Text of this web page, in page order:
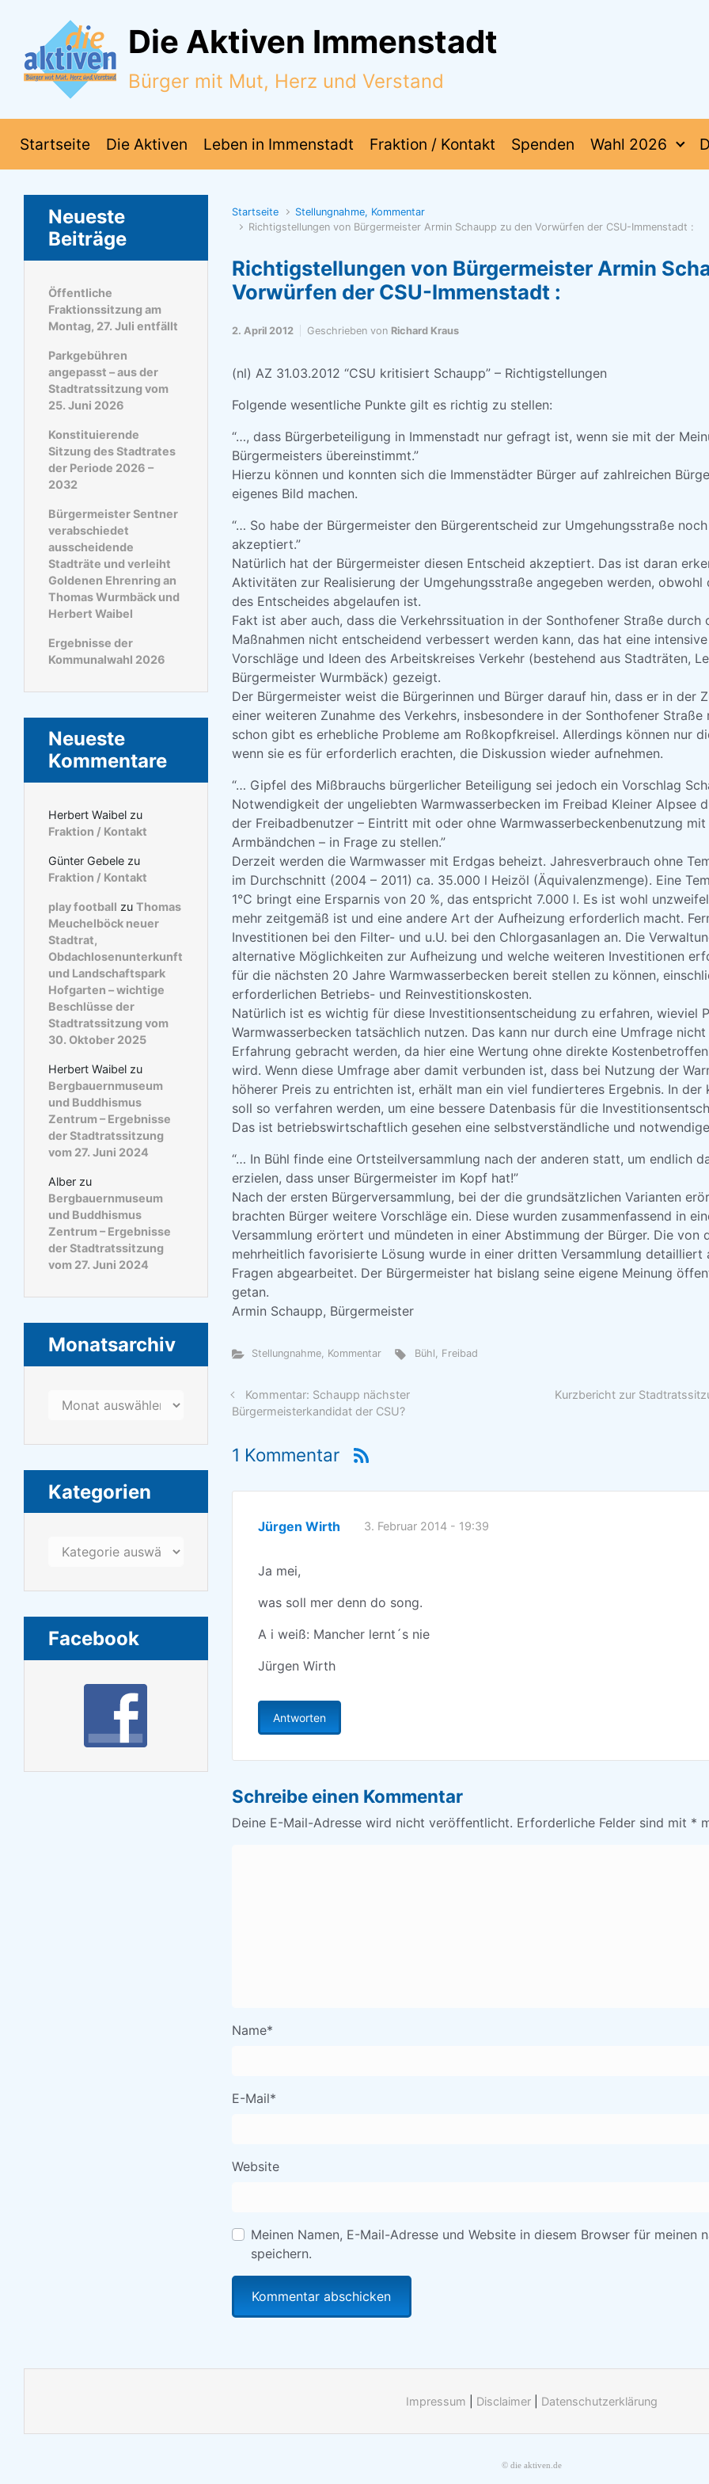
Zum Hauptinhalt springen
Die Aktiven Immenstadt
Bürger mit Mut, Herz und Verstand
Startseite Die Aktiven Leben in Immenstadt Fraktion / Kontakt Spenden Wahl 2026
Startseite
Stellungnahme, Kommentar
Richtigstellungen von Bürgermeister Armin Schaupp zu den Vorwürfen der CSU-Immenstadt :
Richtigstellungen von Bürgermeister Armin
Vorwürfen der CSU-Immenstadt :
2. April 2012 Geschrieben von Richard Kraus
(nl) AZ 31.03.2012 “CSU kritisiert Schaupp” – Richtigstellungen
Folgende wesentliche Punkte gilt es richtig zu stellen:
“…, dass Bürgerbeteiligung in Immenstadt nur gefragt ist, wenn sie mit der
Bürgermeisters übereinstimmt.”
Hierzu können und konnten sich die Immenstädter Bürger auf zahlreichen
eigenes Bild machen.
“… So habe der Bürgermeister den Bürgerentscheid zur Umgehungsstraße
akzeptiert.”
Natürlich hat der Bürgermeister diesen Entscheid akzeptiert. Das ist daran
Aktivitäten zur Realisierung der Umgehungsstraße angegeben werden, obwohl
des Entscheides abgelaufen ist.
Fakt ist aber auch, dass die Verkehrssituation in der Sonthofener Straße durch
Maßnahmen nicht entscheidend verbessert werden kann, das hat eine
Vorschläge und Ideen des Arbeitskreises Verkehr (bestehend aus Stadträten,
Bürgermeister Wurmbäck) gezeigt.
Der Bürgermeister weist die Bürgerinnen und Bürger darauf hin, dass er in der
einer weiteren Zunahme des Verkehrs, insbesondere in der Sonthofener Straße
schon gibt es erhebliche Probleme am Roßkopfkreisel. Allerdings können nur
wenn sie es für erforderlich erachten, die Diskussion wieder aufnehmen.
“… Gipfel des Mißbrauchs bürgerlicher Beteiligung sei jedoch ein Vorschlag
Notwendigkeit der ungeliebten Warmwasserbecken im Freibad Kleiner Alpsee
der Freibadbenutzer – Eintritt mit oder ohne Warmwasserbeckenbenutzung
Armbändchen – in Frage zu stellen.”
Derzeit werden die Warmwasser mit Erdgas beheizt. Jahresverbrauch ohne
im Durchschnitt (2004 – 2011) ca. 35.000 l Heizöl (Äquivalenzmenge). Eine
1°C bringt eine Ersparnis von 20 %, das entspricht 7.000 l. Es ist wohl
mehr zeitgemäß ist und eine andere Art der Aufheizung erforderlich macht.
Investitionen bei den Filter- und u.U. bei den Chlorgasanlagen an. Die
alternative Möglichkeiten zur Aufheizung und welche weiteren Investitionen
für die nächsten 20 Jahre Warmwasserbecken bereit stellen zu können,
erforderlichen Betriebs- und Reinvestitionskosten.
Natürlich ist es wichtig für diese Investitionsentscheidung zu erfahren, wieviel
Warmwasserbecken tatsächlich nutzen. Das kann nur durch eine Umfrage
Erfahrung gebracht werden, da hier eine Wertung ohne direkte
wird. Wenn diese Umfrage aber damit verbunden ist, dass bei Nutzung der
höherer Preis zu entrichten ist, erhält man ein viel fundierteres Ergebnis. In der
soll so verfahren werden, um eine bessere Datenbasis für die
Das ist betriebswirtschaftlich gesehen eine selbstverständliche und
“… In Bühl finde eine Ortsteilversammlung nach der anderen statt, um endlich
erzielen, dass unser Bürgermeister im Kopf hat!”
Nach der ersten Bürgerversammlung, bei der die grundsätzlichen Varianten
brachten Bürger weitere Vorschläge ein. Diese wurden zusammenfassend in
Versammlung erörtert und mündeten in einer Abstimmung der Bürger. Die von
mehrheitlich favorisierte Lösung wurde in einer dritten Versammlung detailliert
Fragen abgearbeitet. Der Bürgermeister hat bislang seine eigene Meinung
getan.
Armin Schaupp, Bürgermeister
Stellungnahme, Kommentar Bühl, Freibad
Kommentar: Schaupp nächster
Bürgermeisterkandidat der CSU?
Kurzbericht zur
1 Kommentar
Jürgen Wirth 3. Februar 2014 - 19:39
Ja mei,
was soll mer denn do song.
A i weiß: Mancher lernt´s nie
Jürgen Wirth
Antworten
Schreibe einen Kommentar
Deine E-Mail-Adresse wird nicht veröffentlicht. Erforderliche Felder sind mit *
Name*
E-Mail*
Website
Meinen Namen, E-Mail-Adresse und Website in diesem Browser für meinen
speichern.
Neueste
Beiträge
Öffentliche
Fraktionssitzung am
Montag, 27. Juli entfällt
Parkgebühren
angepasst – aus der
Stadtratssitzung vom
25. Juni 2026
Konstituierende
Sitzung des Stadtrates
der Periode 2026 –
2032
Bürgermeister Sentner
verabschiedet
ausscheidende
Stadträte und verleiht
Goldenen Ehrenring an
Thomas Wurmbäck und
Herbert Waibel
Ergebnisse der
Kommunalwahl 2026
Neueste
Kommentare
Herbert Waibel zu
Fraktion / Kontakt
Günter Gebele zu
Fraktion / Kontakt
play football zu Thomas
Meuchelböck neuer
Stadtrat,
Obdachlosenunterkunft
und Landschaftspark
Hofgarten – wichtige
Beschlüsse der
Stadtratssitzung vom
30. Oktober 2025
Herbert Waibel zu
Bergbauernmuseum
und Buddhismus
Zentrum – Ergebnisse
der Stadtratssitzung
vom 27. Juni 2024
Alber zu
Bergbauernmuseum
und Buddhismus
Zentrum – Ergebnisse
der Stadtratssitzung
vom 27. Juni 2024
Monatsarchiv
Monatsarchiv
Kategorien
Kategorien
Facebook
Impressum Disclaimer Datenschutzerklärung
© die aktiven.de